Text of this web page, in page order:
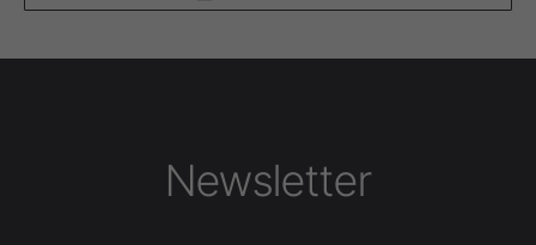
Newsletter